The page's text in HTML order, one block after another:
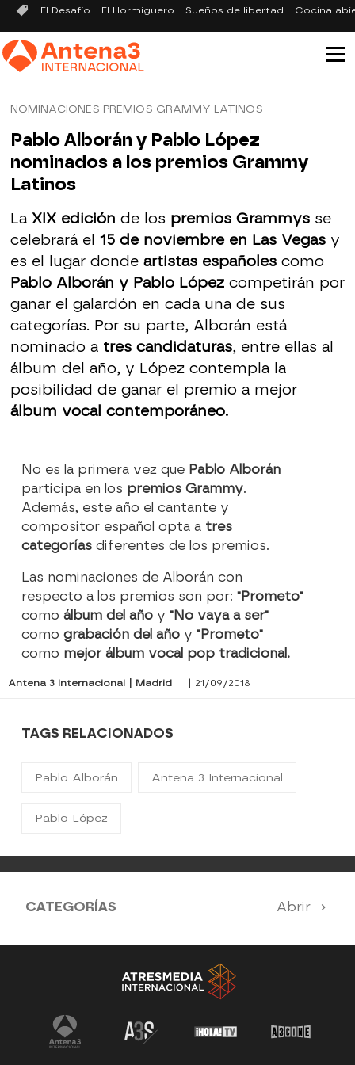
El Desafío El Hormiguero Sueños de libertad Cocina
NOMINACIONES PREMIOS GRAMMY LATINOS
Pablo Alborán y Pablo López
nominados a los premios Grammy
Latinos
La XIX edición de los premios Grammysse
celebrará el 15 de noviembre en Las Vegas y
es el lugar donde artistas españolescomo
Pablo Alborán y Pablo Lópezcompetirán por
ganar el galardón en cada una de sus
categorías. Por su parte, Alborán está
nominado a tres candidaturas, entre ellas al
álbum del año, y López contempla la
posibilidad de ganar el premio a mejor
álbum vocal contemporáneo.
No es la primera vez que Pablo Alborán
participa en los premios Grammy.
Además, este año el cantante y
compositor español opta a tres
categoríasdiferentes de los premios.
Las nominaciones de Alborán con
respecto a los premios son por:"Prometo"
comoálbum del año y"No vaya a ser"
comograbación del año y"Prometo"
como mejor álbum vocal pop tradicional.
Antena 3 Internacional | Madrid | 21/09/2018
TAGS RELACIONADOS
Pablo Alborán Antena 3 Internacional
Pablo López
CATEGORÍAS Abrir
Antena 3 Noticias El Hormiguero
Tu cara me suena Pasapalabra